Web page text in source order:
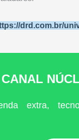
drd.com.br/
extra,